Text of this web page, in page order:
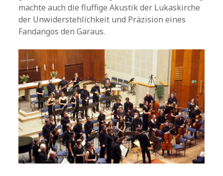
machte auch die fluffige Akustik der Lukaskirche
der Unwiderstehlichkeit und Präzision eines
Fandangos den Garaus.